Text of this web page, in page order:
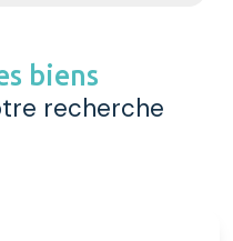
biens
recherche